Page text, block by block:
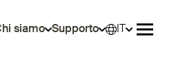
siamo Supporto